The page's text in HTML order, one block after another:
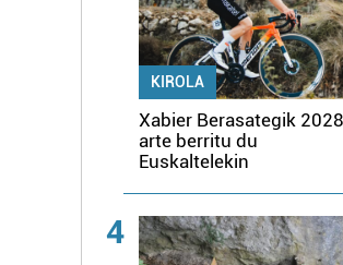
KIROLA
Xabier Berasategik
arte berritu du
Euskaltelekin
4